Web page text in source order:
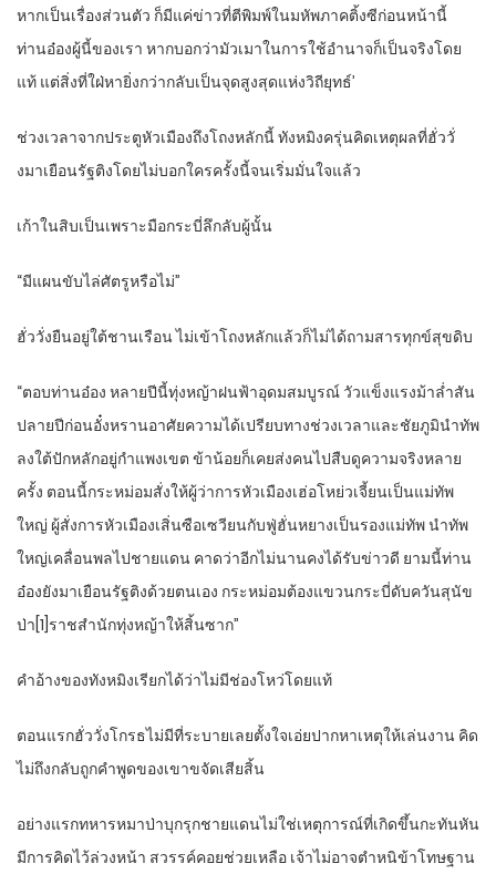
หากเป็นเรื่องส่วนตัว ก็มีแค่ข่าวที่ตีพิมพ์ในมหัพภาคติ้งซีก่อนหน้านี้
ท่านอ๋องผู้นี้ของเรา หากบอกว่ามัวเมาในการใช้อำนาจก็เป็นจริงโดย
แท้ แต่สิ่งที่ใฝ่หายิ่งกว่ากลับเป็นจุดสูงสุดแห่งวิถียุทธ์’
ช่วงเวลาจากประตูหัวเมืองถึงโถงหลักนี้ ทังหมิงครุ่นคิดเหตุผลที่ฮั่ววั่
งมาเยือนรัฐติงโดยไม่บอกใครครั้งนี้จนเริ่มมั่นใจแล้ว
เก้าในสิบเป็นเพราะมือกระบี่ลึกลับผู้นั้น
“มีแผนขับไล่ศัตรูหรือไม่”
ฮั่ววั่งยืนอยู่ใต้ชานเรือน ไม่เข้าโถงหลักแล้วก็ไม่ได้ถามสารทุกข์สุขดิบ
“ตอบท่านอ๋อง หลายปีนี้ทุ่งหญ้าฝนฟ้าอุดมสมบูรณ์ วัวแข็งแรงม้าล่ำสัน
ปลายปีก่อนอั๋งหรานอาศัยความได้เปรียบทางช่วงเวลาและชัยภูมินำทัพ
ลงใต้ปักหลักอยู่กำแพงเขต ข้าน้อยก็เคยส่งคนไปสืบดูความจริงหลาย
ครั้ง ตอนนี้กระหม่อมสั่งให้ผู้ว่าการหัวเมืองเฮ่อโหย่วเจี้ยนเป็นแม่ทัพ
ใหญ่ ผู้สั่งการหัวเมืองเสิ่นซือเซวียนกับฟู่ฮั่นหยางเป็นรองแม่ทัพ นำทัพ
ใหญ่เคลื่อนพลไปชายแดน คาดว่าอีกไม่นานคงได้รับข่าวดี ยามนี้ท่าน
อ๋องยังมาเยือนรัฐติงด้วยตนเอง กระหม่อมต้องแขวนกระบี่ดับควันสุนัข
ป่า[1]ราชสำนักทุ่งหญ้าให้สิ้นซาก”
คำอ้างของทังหมิงเรียกได้ว่าไม่มีช่องโหว่โดยแท้
ตอนแรกฮั่ววั่งโกรธไม่มีที่ระบายเลยตั้งใจเอ่ยปากหาเหตุให้เล่นงาน คิด
ไม่ถึงกลับถูกคำพูดของเขาขจัดเสียสิ้น
อย่างแรกทหารหมาป่าบุกรุกชายแดนไม่ใช่เหตุการณ์ที่เกิดขึ้นกะทันหัน
มีการคิดไว้ล่วงหน้า สวรรค์คอยช่วยเหลือ เจ้าไม่อาจตำหนิข้าโทษฐาน